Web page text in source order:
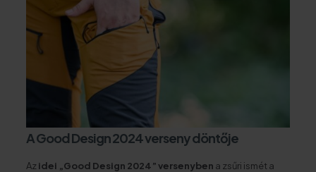
A Good Design 2024 verseny döntője
Az idei „Good Design 2024” versenyben a zsűri ismét a